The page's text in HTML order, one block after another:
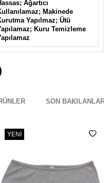
Ağartıcı
Makinede
Yapılmaz; Ütü
Kuru Temizleme
SON BAKILANLAR
YENI